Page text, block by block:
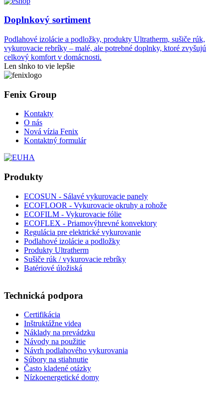
Doplnkový sortiment
Podlahové izolácie a podložky, produkty Ultratherm, sušiče rúk,
vykurovacie rebríky – malé, ale potrebné doplnky, ktoré zvyšujú
celkový komfort v domácnosti.
Len slnko to vie lepšie
Fenix Group
Kontakty
O nás
Nová vízia Fenix
Kontaktný formulár
Produkty
ECOSUN - Sálavé vykurovacie panely
ECOFLOOR - Vykurovacie okruhy a rohože
ECOFILM - Vykurovacie fólie
ECOFLEX - Priamovýhrevné konvektory
Regulácia pre elektrické vykurovanie
Podlahové izolácie a podložky
Produkty Ultratherm
Sušiče rúk / vykurovacie rebríky
Batériové úložiská
Technická podpora
Certifikácia
Inštruktážne videa
Náklady na prevádzku
Návody na použitie
Návrh podlahového vykurovania
Súbory na stiahnutie
Často kladené otázky
Nízkoenergetické domy